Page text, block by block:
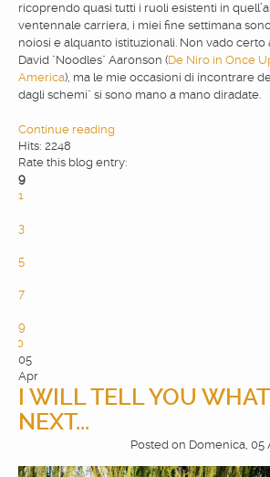
ricoprendo quasi tutti i ruoli esistenti in
ventennale carriera, i miei fine settimana
noiosi e alquanto istituzionali. Non vado
David "Noodles" Aaronson (De Niro in Once
America), ma le mie occasioni di incontrare
dagli schemi" si sono mano a mano diradate.
Continue reading
Hits: 2248
Rate this blog entry:
9
1
3
5
7
9
10
05
Apr
I WILL TELL YOU
NEXT...
Posted on Domenica, 05